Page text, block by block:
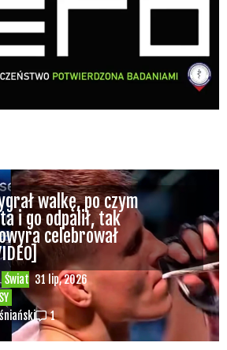
Świat 31 lip, 2026
walkę, po czym
i go odpalił, tak
celebrował
1